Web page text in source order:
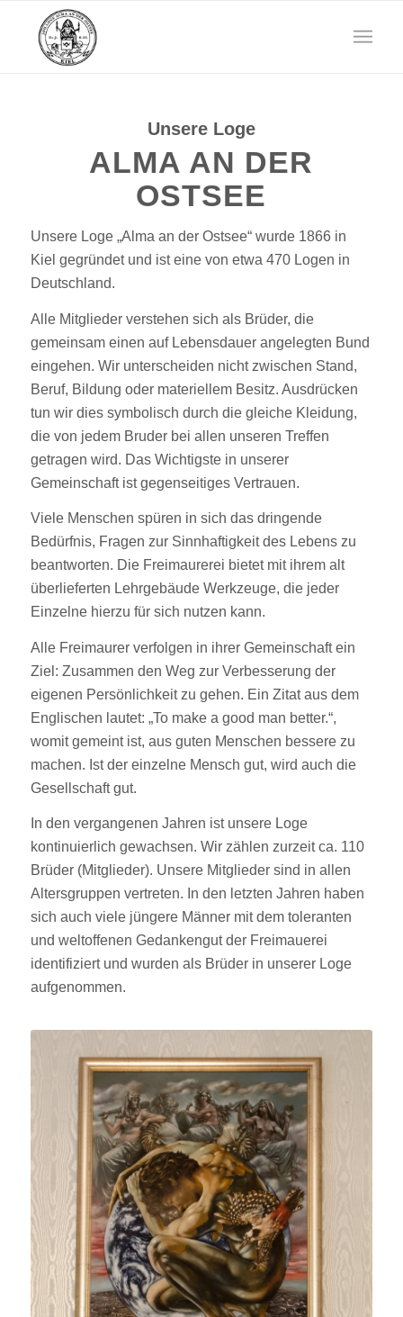
Unsere Loge
ALMA AN DER
OSTSEE
Unsere Loge „Alma an der Ostsee“ wurde 1866 in
Kiel gegründet und ist eine von etwa 470 Logen in
Deutschland.
Alle Mitglieder verstehen sich als Brüder, die
gemeinsam einen auf Lebensdauer angelegten Bund
eingehen. Wir unterscheiden nicht zwischen Stand,
Beruf, Bildung oder materiellem Besitz. Ausdrücken
tun wir dies symbolisch durch die gleiche Kleidung,
die von jedem Bruder bei allen unseren Treffen
getragen wird. Das Wichtigste in unserer
Gemeinschaft ist gegenseitiges Vertrauen.
Viele Menschen spüren in sich das dringende
Bedürfnis, Fragen zur Sinnhaftigkeit des Lebens zu
beantworten. Die Freimaurerei bietet mit ihrem alt
überlieferten Lehrgebäude Werkzeuge, die jeder
Einzelne hierzu für sich nutzen kann.
Alle Freimaurer verfolgen in ihrer Gemeinschaft ein
Ziel: Zusammen den Weg zur Verbesserung der
eigenen Persönlichkeit zu gehen. Ein Zitat aus dem
Englischen lautet: „To make a good man better.“,
womit gemeint ist, aus guten Menschen bessere zu
machen. Ist der einzelne Mensch gut, wird auch die
Gesellschaft gut.
In den vergangenen Jahren ist unsere Loge
kontinuierlich gewachsen. Wir zählen zurzeit ca. 110
Brüder (Mitglieder). Unsere Mitglieder sind in allen
Altersgruppen vertreten. In den letzten Jahren haben
sich auch viele jüngere Männer mit dem toleranten
und weltoffenen Gedankengut der Freimauerei
identifiziert und wurden als Brüder in unserer Loge
aufgenommen.